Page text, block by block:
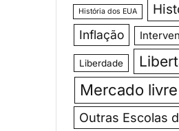
História dos EUA
Inflação
Liberdade
Mercado livre
Outras Escolas